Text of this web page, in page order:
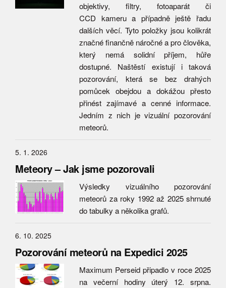
objektivy, filtry, fotoaparát či
CCD kameru a případně ještě řadu
dalších věcí. Tyto položky jsou kolikrát
značné finančně náročné a pro člověka,
který nemá solidní příjem, hůře
dostupné. Naštěstí existují i taková
pozorování, která se bez drahých
pomůcek obejdou a dokážou přesto
přinést zajímavé a cenné informace.
Jedním z nich je vizuální pozorování
meteorů.
5. 1. 2026
Meteory – Jak jsme pozorovali
Výsledky vizuálního pozorování
meteorů za roky 1992 až 2025 shrnuté
do tabulky a několika grafů.
6. 10. 2025
Pozorování meteorů na Expedici 2025
Maximum Perseid připadlo v roce 2025
na večerní hodiny úterý 12. srpna.